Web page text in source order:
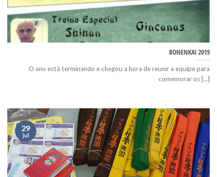
BONENKAI 2019
O ano está terminando e chegou a hora de reunir a equipe para
comemorar os [...]
29
jul